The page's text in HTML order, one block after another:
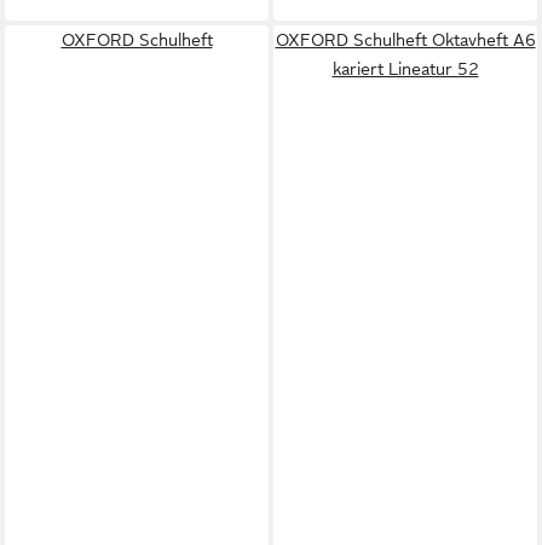
OXFORD Schulheft
OXFORD Schulheft Oktavheft A6
kariert Lineatur 52